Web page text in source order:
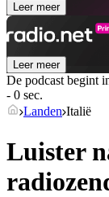
Leer meer
Leer meer
De podcast begint
- 0 sec.
Landen Italië
Luister